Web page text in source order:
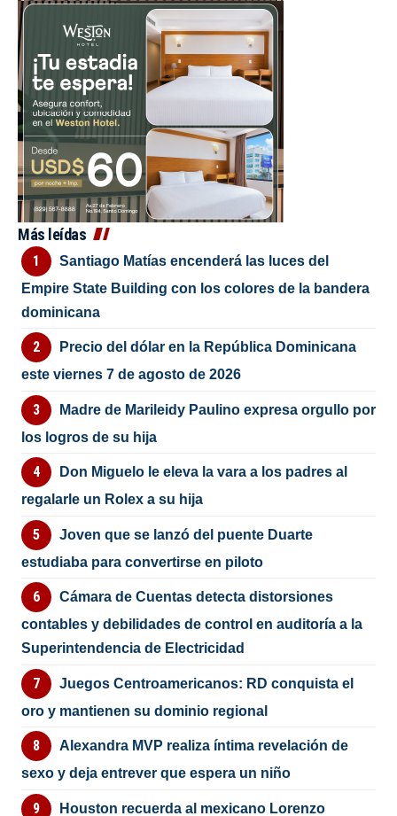
Más leídas
Santiago Matías encenderá las luces del
Empire State Building con los colores de la bandera
dominicana
Precio del dólar en la República Dominicana
este viernes 7 de agosto de 2026
Madre de Marileidy Paulino expresa orgullo por
los logros de su hija
Don Miguelo le eleva la vara a los padres al
regalarle un Rolex a su hija
Joven que se lanzó del puente Duarte
estudiaba para convertirse en piloto
Cámara de Cuentas detecta distorsiones
contables y debilidades de control en auditoría a la
Superintendencia de Electricidad
Juegos Centroamericanos: RD conquista el
oro y mantienen su dominio regional
Alexandra MVP realiza íntima revelación de
sexo y deja entrever que espera un niño
Houston recuerda al mexicano Lorenzo